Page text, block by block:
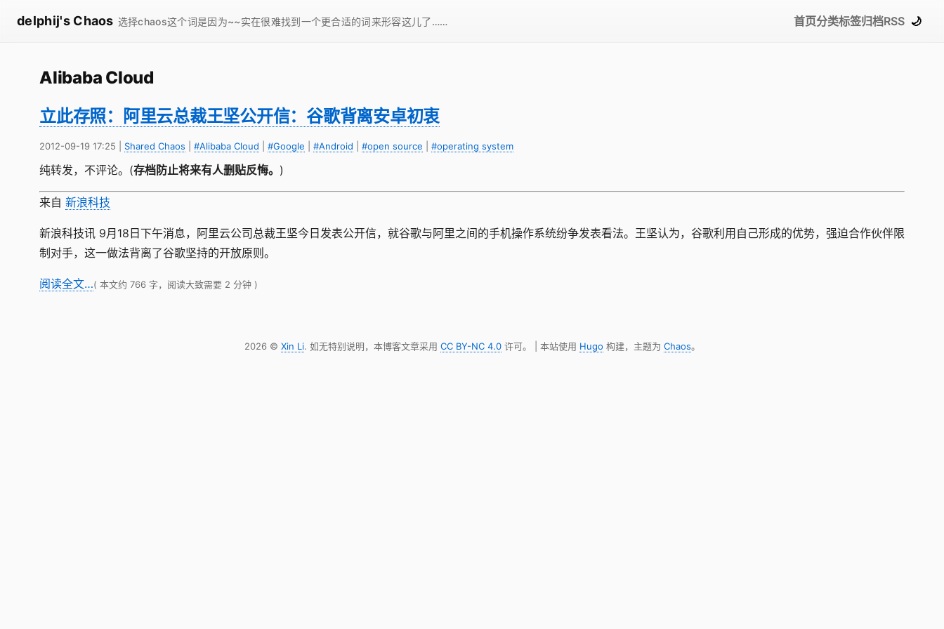
delphij's Chaos 选择chaos这个词是因为~~实在很难找到一个更合适的词来形容这儿了…… 首页分类标签归档RSS 🌙
Alibaba Cloud
立此存照：阿里云总裁王坚公开信：谷歌背离安卓初衷
2012-09-19 17:25 Shared Chaos #Alibaba Cloud #Google #Android #open source #operating system
纯转发，不评论。(存档防止将来有人删贴反悔。 )
来自 新浪科技
新浪科技讯 9月18日下午消息，阿里云公司总裁王坚今日发表公开信，就谷歌与阿里之间的手机操作系统纷争发表看法。王坚认为，谷歌利用自己形成的优势，强迫合作伙伴限
制对手，这一做法背离了谷歌坚持的开放原则。
阅读全文…( 本文约 766 字，阅读大致需要 2 分钟 )
2026 © Xin Li. 如无特别说明，本博客文章采用 CC BY-NC 4.0许可。 | 本站使用 Hugo 构建，主题为 Chaos。